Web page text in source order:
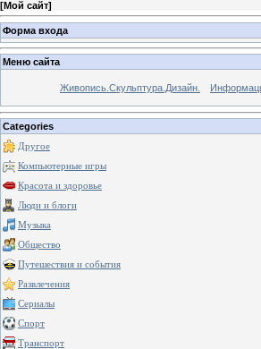
[Мой сайт]
Форма входа
Меню сайта
Живопись.Скульптура.Дизайн.
Categories
Другое
Компьютерные игры
Красота и здоровье
Люди и блоги
Музыка
Общество
Путешествия и события
Развлечения
Сериалы
Спорт
Транспорт